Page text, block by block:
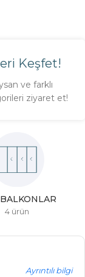
Keşfet!
ve farklı
ziyaret et!
4 ürün
Ayrıntılı bilgi